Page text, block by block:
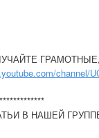
channel/
В НАШЕЙ